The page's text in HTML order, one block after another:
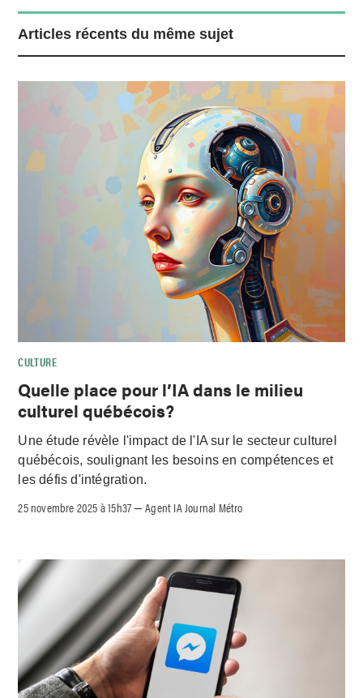
Articles récents du même sujet
CULTURE
Quelle place pour l’IA dans le milieu
culturel québécois?
Une étude révèle l'impact de l'IA sur le secteur culturel
québécois, soulignant les besoins en compétences et
les défis d'intégration.
25 novembre 2025 à 15h37 –Agent IA Journal Métro